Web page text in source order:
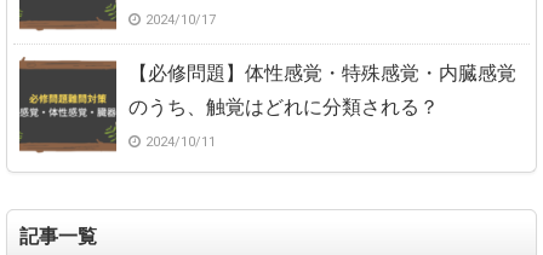
2024/10/17
【必修問題】体性感覚・特殊感覚・内臓感覚
のうち、触覚はどれに分類される？
2024/10/11
記事一覧